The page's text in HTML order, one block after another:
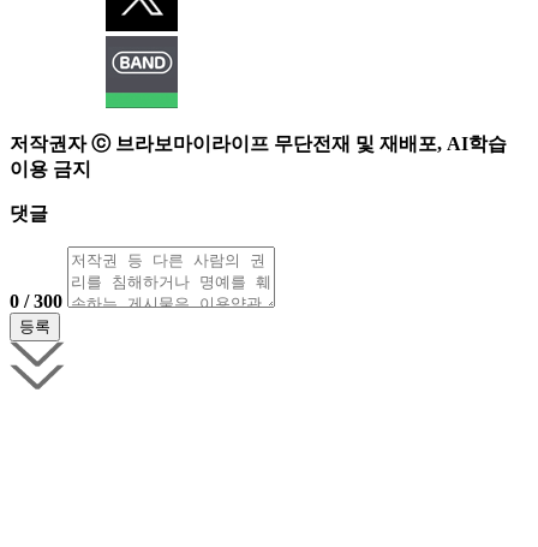
저작권자 ⓒ 브라보마이라이프 무단전재 및 재배포, AI학습
이용 금지
댓글
0 / 300